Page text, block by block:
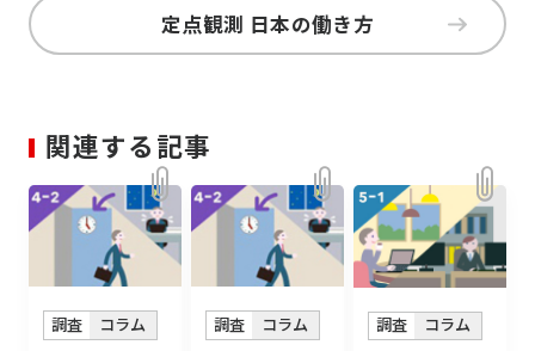
定点観測 日本の働き方
関連する記事
調査 コラム 調査 コラム 調査 コラム